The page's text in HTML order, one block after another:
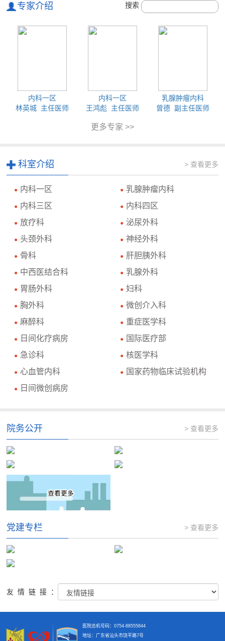
专家介绍 搜索
内科一区
林英城 主任医师
内科一区
王鸿彪 主任医师
乳腺肿瘤内科
曾德 副主任医师
更多专家 >>
科室介绍 > 查看更多
● 内科一区 ● 乳腺肿瘤内科
● 内科三区 ● 内科四区
● 放疗科 ● 泌尿外科
● 头颈外科 ● 神经外科
● 骨科 ● 肝胆胰外科
● 中西医结合科 ● 乳腺外科
● 胃肠外科 ● 妇科
● 胸外科 ● 微创介入科
● 麻醉科 ● 重症医学科
● 日间化疗病房 ● 国际医疗部
● 急诊科 ● 核医学科
● 心血管内科 ● 国家药物临床试验机构
● 日间微创病房
院务公开 > 查看更多
党建专栏 > 查看更多
友情链接：
医院总机号码：0754-88555844
地址：广东省汕头市饶平路7号